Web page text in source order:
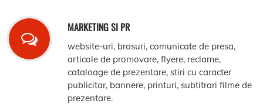
MARKETING SI PR
website-uri, brosuri, comunicate de presa,
articole de promovare, flyere, reclame,
cataloage de prezentare, stiri cu caracter
publicitar, bannere, printuri, subtitrari filme de
prezentare.